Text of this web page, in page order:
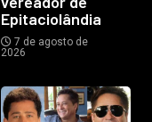
Epitaciolândia
7 de agosto de
2026